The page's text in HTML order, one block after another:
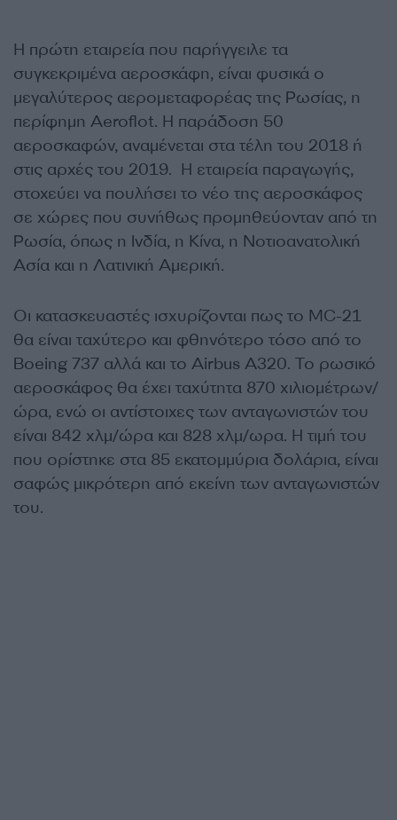
Η πρώτη εταιρεία που παρήγγειλε τα
συγκεκριμένα αεροσκάφη, είναι φυσικά ο
μεγαλύτερος αερομεταφορέας της Ρωσίας, η
περίφημη Aeroflot. Η παράδοση 50
αεροσκαφών, αναμένεται στα τέλη του 2018 ή
στις αρχές του 2019. Η εταιρεία παραγωγής,
στοχεύει να πουλήσει το νέο της αεροσκάφος
σε χώρες που συνήθως προμηθεύονταν από τη
Ρωσία, όπως η Ινδία, η Κίνα, η Νοτιοανατολική
Ασία και η Λατινική Αμερική.
Οι κατασκευαστές ισχυρίζονται πως το MC-21
θα είναι ταχύτερο και φθηνότερο τόσο από το
Boeing 737 αλλά και το Airbus A320. Το ρωσικό
αεροσκάφος θα έχει ταχύτητα 870 χιλιομέτρων/
ώρα, ενώ οι αντίστοιχες των ανταγωνιστών του
είναι 842 χλμ/ώρα και 828 χλμ/ωρα. Η τιμή του
που ορίστηκε στα 85 εκατομμύρια δολάρια, είναι
σαφώς μικρότερη από εκείνη των ανταγωνιστών
του.